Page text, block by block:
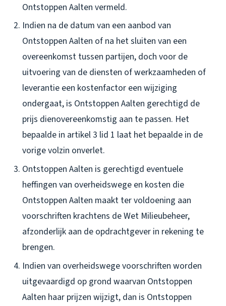
Ontstoppen Aalten vermeld.
Indien na de datum van een aanbod van
Ontstoppen Aalten of na het sluiten van een
overeenkomst tussen partijen, doch voor de
uitvoering van de diensten of werkzaamheden of
leverantie een kostenfactor een wijziging
ondergaat, is Ontstoppen Aalten gerechtigd de
prijs dienovereenkomstig aan te passen. Het
bepaalde in artikel 3 lid 1 laat het bepaalde in de
vorige volzin onverlet.
Ontstoppen Aalten is gerechtigd eventuele
heffingen van overheidswege en kosten die
Ontstoppen Aalten maakt ter voldoening aan
voorschriften krachtens de Wet Milieubeheer,
afzonderlijk aan de opdrachtgever in rekening te
brengen.
Indien van overheidswege voorschriften worden
uitgevaardigd op grond waarvan Ontstoppen
Aalten haar prijzen wijzigt, dan is Ontstoppen